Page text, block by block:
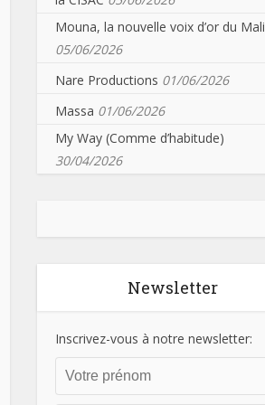
Mouna, la nouvelle voix d’or du Mali
05/06/2026
Nare Productions 01/06/2026
Massa 01/06/2026
My Way (Comme d’habitude)
30/04/2026
Newsletter
Inscrivez-vous à notre newsletter: